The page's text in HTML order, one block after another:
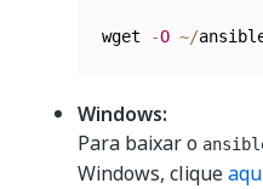
wget -O ~/
Windows:
Para baixar o
Windows, clique